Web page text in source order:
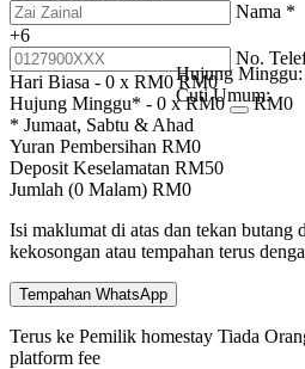
Nama *
+6
No.
Hari Biasa - 0 x RM0 RM0
Hujung Minggu* - 0 x RM0
Hujung Minggu:
Cuti Umum:RM0
* Jumaat, Sabtu & Ahad
Yuran Pembersihan RM0
Deposit Keselamatan RM50
Jumlah (0 Malam) RM0
Isi maklumat di atas dan tekan butang
kekosongan atau tempahan terus
Tempahan WhatsApp
Terus ke Pemilik homestay Tiada
platform fee